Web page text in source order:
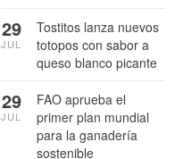
Tostitos lanza nuevos
totopos con sabor a
queso blanco picante
29
JUL
FAO aprueba el
primer plan mundial
para la ganadería
sostenible
29
JUL